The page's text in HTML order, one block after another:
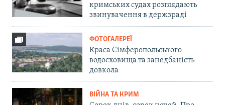
кримських судах розглядають
звинувачення в держзраді
ФОТОГАЛЕРЕЇ
Краса Сімферопольського
водосховища та занедбаність
довкола
ВІЙНА ТА КРИМ